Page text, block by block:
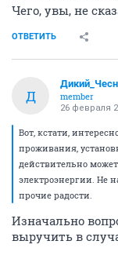
Чего, увы, не
ОТВЕТИТЬ
Д
member
26 февраля
Вот, кстати,
проживания,
действительно
электроэнергии. Не
прочие радости.
Изначально
выручить в